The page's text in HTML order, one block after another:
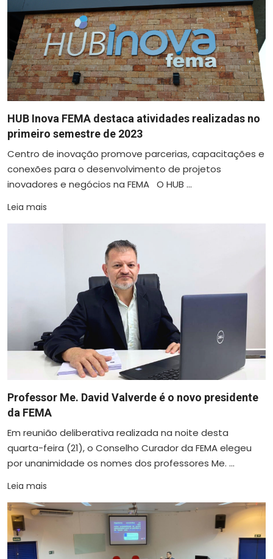
HUB Inova FEMA destaca atividades realizadas no
primeiro semestre de 2023
Centro de inovação promove parcerias, capacitações e
conexões para o desenvolvimento de projetos
inovadores e negócios na FEMA O HUB ...
Leia mais
Professor Me. David Valverde é o novo presidente
da FEMA
Em reunião deliberativa realizada na noite desta
quarta-feira (21), o Conselho Curador da FEMA elegeu
por unanimidade os nomes dos professores Me. ...
Leia mais